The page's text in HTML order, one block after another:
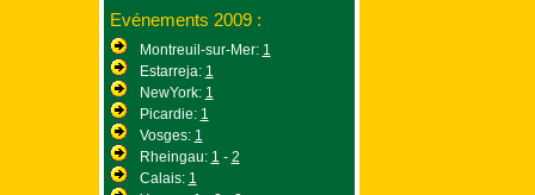
Evénements 2009 :
Montreuil-sur-Mer: 1
Estarreja: 1
NewYork: 1
Picardie: 1
Vosges: 1
Rheingau: 1 - 2
Calais: 1